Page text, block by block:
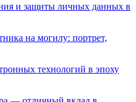
и защиты личных данных в
на могилу: портрет,
технологий в эпоху